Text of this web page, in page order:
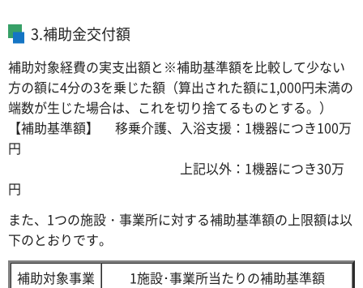
3.補助金交付額
補助対象経費の実支出額と※補助基準額を比較して少ない
方の額に4分の3を乗じた額（算出された額に1,000円未満の
端数が生じた場合は、これを切り捨てるものとする。）
【補助基準額】 移乗介護、入浴支援：1機器につき100万
円
上記以外：1機器につき30万
円
また、1つの施設・事業所に対する補助基準額の上限額は以
下のとおりです。
補助対象事業
1施設･事業所当たりの補助基準額